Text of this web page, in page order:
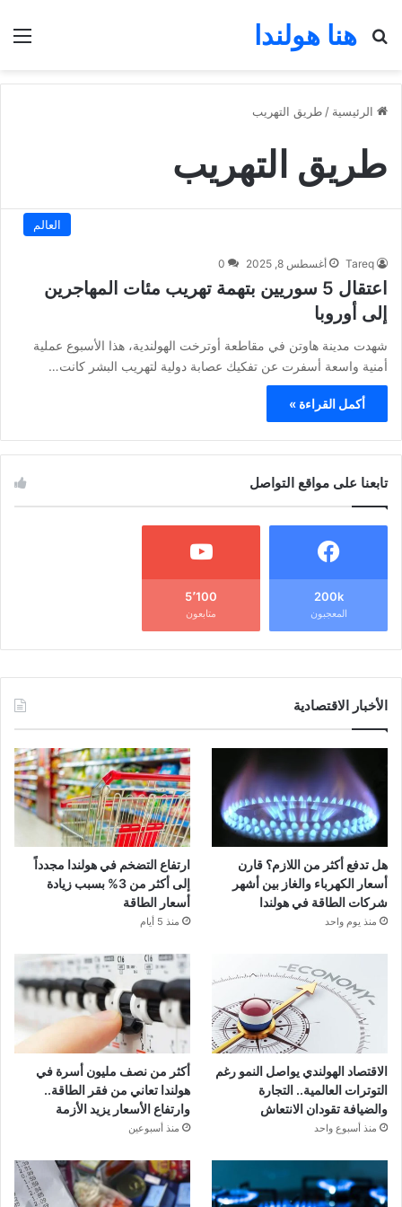
هنا هولندا
بحث عن
الرئيسية / طريق التهريب
طريق التهريب
العالم
Tareq أغسطس 8, 2025 0
اعتقال 5 سوريين بتهمة تهريب مئات المهاجرين
إلى أوروبا
شهدت مدينة هاوتن في مقاطعة أوترخت الهولندية، هذا الأسبوع عملية
أمنية واسعة أسفرت عن تفكيك عصابة دولية لتهريب البشر كانت…
أكمل القراءة »
تابعنا على مواقع التواصل
200k
المعجبون
5٬100
متابعون
الأخبار الاقتصادية
هل تدفع أكثر من اللازم؟ قارن
أسعار الكهرباء والغاز بين أشهر
شركات الطاقة في هولندا
منذ يوم واحد
ارتفاع التضخم في هولندا مجدداً
إلى أكثر من 3% بسبب زيادة
أسعار الطاقة
منذ 5 أيام
الاقتصاد الهولندي يواصل النمو رغم
التوترات العالمية.. التجارة
والضيافة تقودان الانتعاش
منذ أسبوع واحد
أكثر من نصف مليون أسرة في
هولندا تعاني من فقر الطاقة..
وارتفاع الأسعار يزيد الأزمة
منذ أسبوعين